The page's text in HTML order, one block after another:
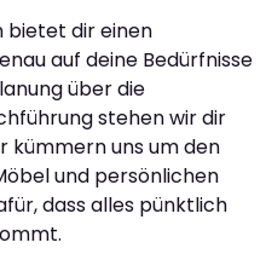
bietet dir einen
auf deine Bedürfnisse
über die
stehen wir dir
kümmern uns um den
und persönlichen
dass alles pünktlich